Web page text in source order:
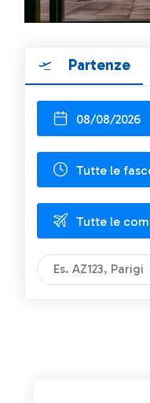
Partenze
08/08/2026
Tutte le
Tutte le